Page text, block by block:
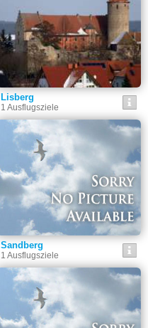
Lisberg
1 Ausflugsziele
Sandberg
1 Ausflugsziele